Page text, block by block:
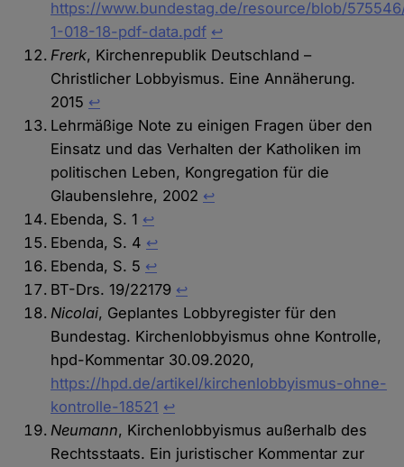
https://www.bundestag.de/resource/blob/
1-018-18-pdf-data.pdf ↩︎
Frerk, Kirchenrepublik Deutschland –
Christlicher Lobbyismus. Eine Annäherung.
2015 ↩︎
Lehrmäßige Note zu einigen Fragen über den
Einsatz und das Verhalten der Katholiken im
politischen Leben, Kongregation für die
Glaubenslehre, 2002 ↩︎
Ebenda, S. 1 ↩︎
Ebenda, S. 4 ↩︎
Ebenda, S. 5 ↩︎
BT-Drs. 19/22179 ↩︎
Nicolai, Geplantes Lobby­re­gis­ter für den
Bundestag. Kirchenlobbyismus ohne Kontrolle,
hpd-Kommentar 30.09.2020,
https://hpd.de/artikel/kirchenlobbyismus-ohne-
kontrolle-18521 ↩︎
Neumann, Kirchenlobbyismus außerhalb des
Rechtsstaats. Ein juristischer Kommentar zur